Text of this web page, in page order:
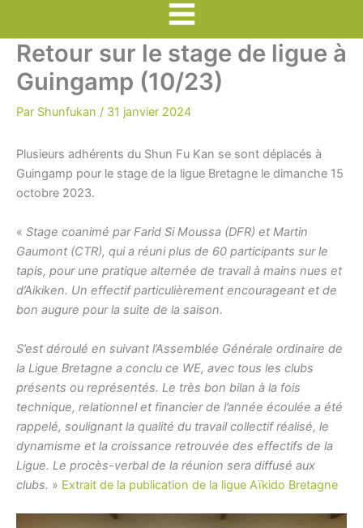
Main
Menu
Retour sur le stage de ligue à
Guingamp (10/23)
Par Shunfukan / 31 janvier 2024
Plusieurs adhérents du Shun Fu Kan se sont déplacés à
Guingamp pour le stage de la ligue Bretagne le dimanche 15
octobre 2023.
« Stage coanimé par Farid Si Moussa (DFR) et Martin
Gaumont (CTR), qui a réuni plus de 60 participants sur le
tapis, pour une pratique alternée de travail à mains nues et
d’Aikiken. Un effectif particulièrement encourageant et de
bon augure pour la suite de la saison.
S’est déroulé en suivant l’Assemblée Générale ordinaire de
la Ligue Bretagne a conclu ce WE, avec tous les clubs
présents ou représentés. Le très bon bilan à la fois
technique, relationnel et financier de l’année écoulée a été
rappelé, soulignant la qualité du travail collectif réalisé, le
dynamisme et la croissance retrouvée des effectifs de la
Ligue. Le procès-verbal de la réunion sera diffusé aux
clubs. » Extrait de la publication de la ligue Aïkido Bretagne